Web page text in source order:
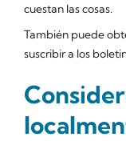
cuestan las cosas.
También puede
suscribir a los